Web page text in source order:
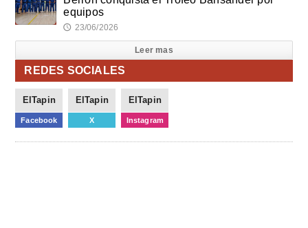
equipos
🕔 23/06/2026
Leer mas
REDES SOCIALES
ElTapin
Facebook
ElTapin
X
ElTapin
Instagram